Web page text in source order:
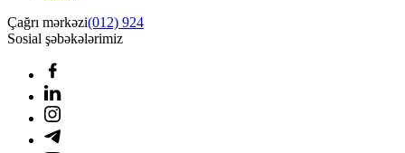
Çağrı mərkəzi(012) 924
Sosial şəbəkələrimiz